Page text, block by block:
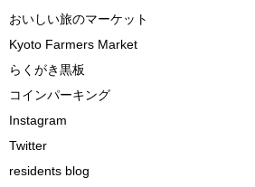
おいしい旅のマーケット
Kyoto Farmers Market
らくがき黒板
コインパーキング
Instagram
Twitter
residents blog